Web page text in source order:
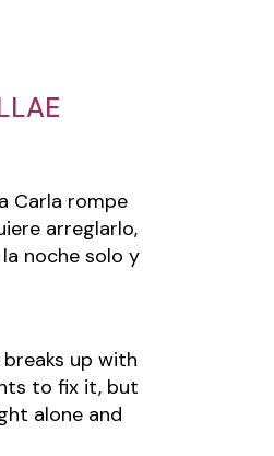
Carla rompe
arreglarlo,
noche solo y
up with
to fix it, but
alone and